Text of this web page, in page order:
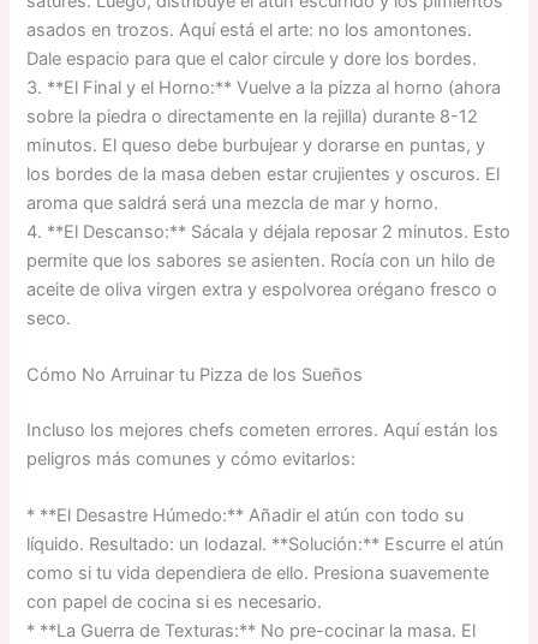
asados en trozos. Aquí está el arte: no los amontones.
Dale espacio para que el calor circule y dore los bordes.
3. **El Final y el Horno:** Vuelve a la pizza al horno (ahora
sobre la piedra o directamente en la rejilla) durante 8-12
minutos. El queso debe burbujear y dorarse en puntas, y
los bordes de la masa deben estar crujientes y oscuros. El
aroma que saldrá será una mezcla de mar y horno.
4. **El Descanso:** Sácala y déjala reposar 2 minutos. Esto
permite que los sabores se asienten. Rocía con un hilo de
aceite de oliva virgen extra y espolvorea orégano fresco o
seco.
Cómo No Arruinar tu Pizza de los Sueños
Incluso los mejores chefs cometen errores. Aquí están los
peligros más comunes y cómo evitarlos:
* **El Desastre Húmedo:** Añadir el atún con todo su
líquido. Resultado: un lodazal. **Solución:** Escurre el atún
como si tu vida dependiera de ello. Presiona suavemente
con papel de cocina si es necesario.
* **La Guerra de Texturas:** No pre-cocinar la masa. El